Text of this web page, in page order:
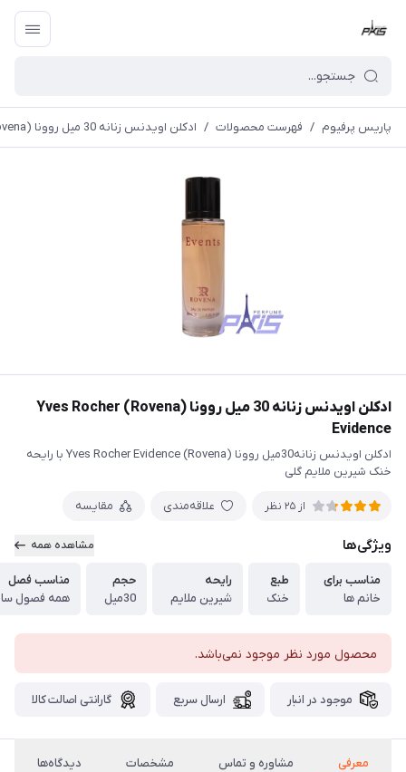
پاریس پرفیوم / فهرست محصولات / ادکلن اویدنس زنانه 30 میل روونا (Rovena) Yves Rocher Evidence
ادکلن اویدنس زنانه 30 میل روونا (Rovena) Yves Rocher
Evidence
ادکلن اویدنس زنانه30میل روونا (Rovena) Yves Rocher Evidence با رایحه
خنک شیرین ملایم گلی
از 25 نظر علاقه‌مندی مقایسه
ویژگی‌ها مشاهده همه
مناسب برای
خانم ها
طبع
خنک
رایحه
شیرین ملایم
حجم
30میل
مناسب فصل
همه فصول
محصول مورد نظر موجود نمی‌باشد.
موجود در انبار ارسال سریع گارانتی اصالت کالا
معرفی مشاوره و تماس مشخصات دیدگاه‌ها